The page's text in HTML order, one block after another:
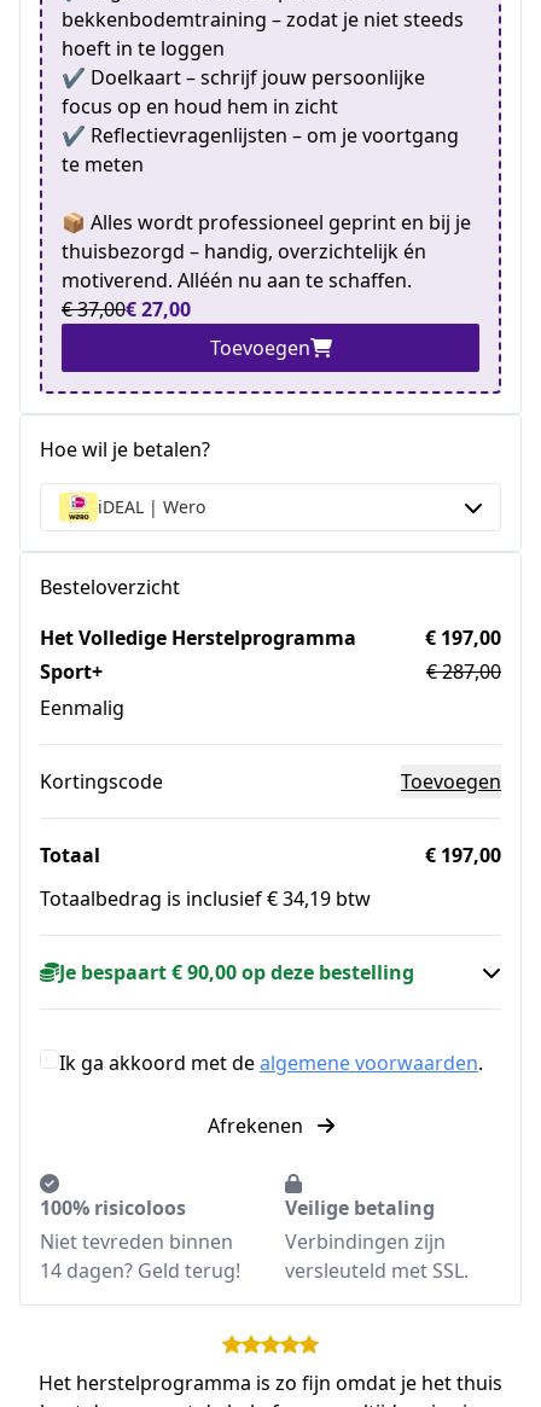
bekkenbodemtraining – zodat je niet steeds
hoeft in te loggen
✔️ Doelkaart – schrijf jouw persoonlijke
focus op en houd hem in zicht
✔️ Reflectievragenlijsten – om je voortgang
te meten
📦 Alles wordt professioneel geprint en bij je
thuisbezorgd – handig, overzichtelijk én
motiverend. Alléén nu aan te schaffen.
€ 37,00€ 27,00
Toevoegen
Hoe wil je betalen?
iDEAL | Wero
Besteloverzicht
Het Volledige Herstelprogramma
Sport+
Eenmalig
€ 197,00
€ 287,00
Kortingscode Toevoegen
Totaal
€ 197,00
Totaalbedrag is inclusief € 34,19 btw
Je bespaart € 90,00 op deze bestelling
Ik ga akkoord met dealgemene voorwaarden.
Afrekenen
100% risicoloos
Niet tevreden binnen
14 dagen? Geld terug!
Veilige betaling
Verbindingen zijn
versleuteld met SSL.
Het herstelprogramma is zo fijn omdat je het thuis